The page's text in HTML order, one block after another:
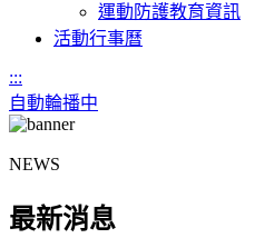
運動防護教育資訊
活動行事曆
:::
自動輪播中
NEWS
最新消息